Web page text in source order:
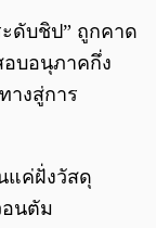
ะดับชิป” ถูกคาด
อบอนุภาคกึ่ง
างสู่การ
แค่ฝั่งวัสดุ
อนตัม